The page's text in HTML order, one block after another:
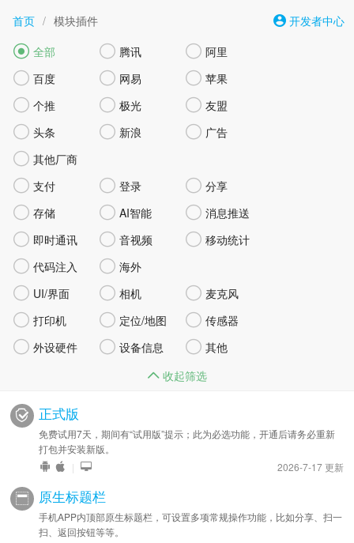
首页 / 模块插件 开发者中心
 全部  腾讯  阿里
 百度  网易  苹果
 个推  极光  友盟
 头条  新浪  广告
 其他厂商
 支付  登录  分享
 存储  AI智能  消息推送
 即时通讯  音视频  移动统计
 代码注入  海外
 UI/界面  相机  麦克风
 打印机  定位/地图  传感器
 外设硬件  设备信息  其他
收起筛选
正式版
免费试用7天，期间有“试用版”提示；此为必选功能，开通后请务必重新
打包并安装新版。
|
2026-7-17 更新
原生标题栏
手机APP内顶部原生标题栏，可设置多项常规操作功能，比如分享、扫一
扫、返回按钮等等。